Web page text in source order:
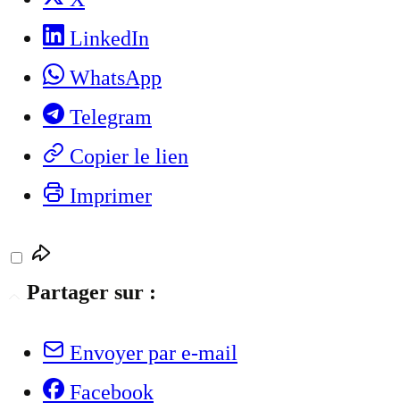
LinkedIn
WhatsApp
Telegram
Copier le lien
Imprimer
Partager sur :
Envoyer par e-mail
Facebook